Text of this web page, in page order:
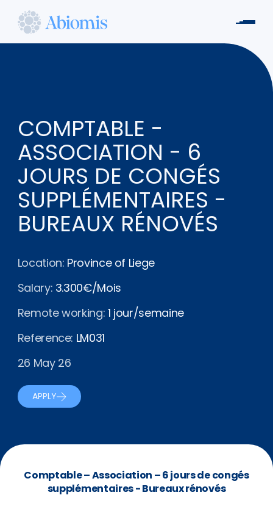
Abiomis
COMPTABLE -
ASSOCIATION - 6
JOURS DE CONGÉS
SUPPLÉMENTAIRES -
BUREAUX RÉNOVÉS
Location: Province of Liege
Salary: 3.300€/Mois
Remote working: 1 jour/semaine
Reference: LM031
26 May 26
APPLY
Comptable – Association – 6 jours de congés
supplémentaires - Bureaux rénovés